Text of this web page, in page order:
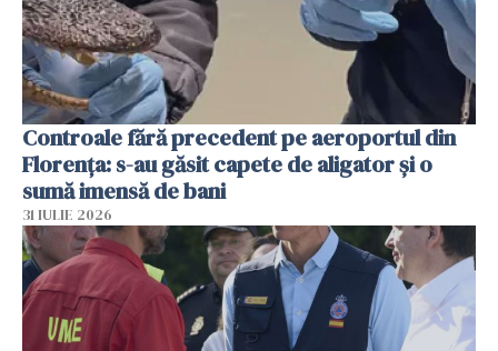
Controale fără precedent pe aeroportul din
Florența: s-au găsit capete de aligator și o
sumă imensă de bani
31 IULIE 2026